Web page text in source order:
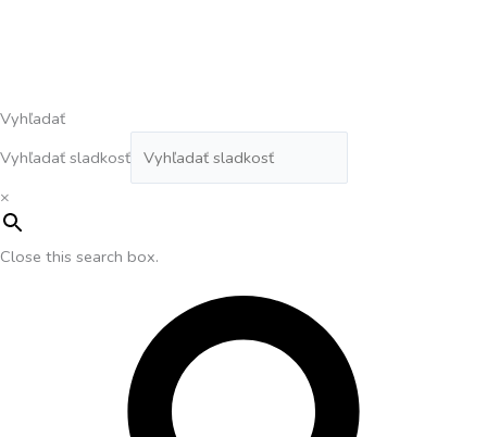
Vyhľadať
Vyhľadať sladkosť
×
Close this search box.